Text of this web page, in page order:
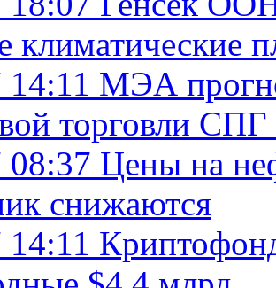
климатические
14:11 МЭА
торговли СПГ
08:37 Цены на
снижаются
14:11